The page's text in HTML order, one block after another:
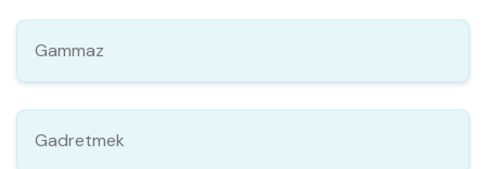
Gammaz
Gadretmek